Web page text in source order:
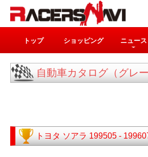
トップ ショッピング ニュース
自動車カタログ（グレー
トヨタ ソアラ 199505 -